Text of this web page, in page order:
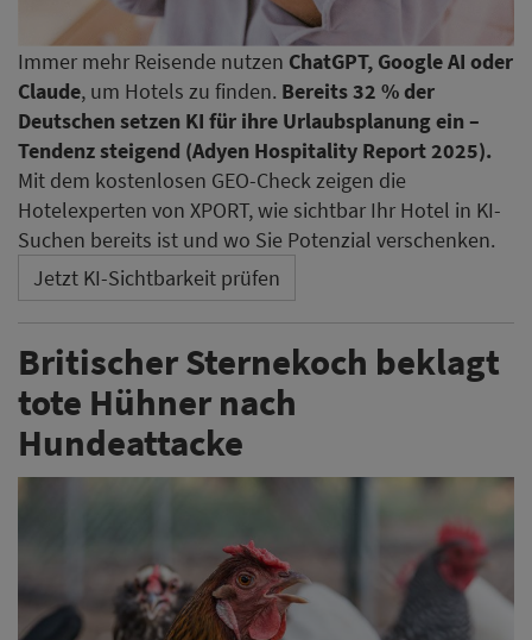
Immer mehr Reisende nutzen ChatGPT, Google AI oder
Claude, um Hotels zu finden. Bereits 32 % der
Deutschen setzen KI für ihre Urlaubsplanung ein –
Tendenz steigend (Adyen Hospitality Report 2025).
Mit dem kostenlosen GEO-Check zeigen die
Hotelexperten von XPORT, wie sichtbar Ihr Hotel in KI-
Suchen bereits ist und wo Sie Potenzial verschenken.
Jetzt KI-Sichtbarkeit prüfen
Britischer Sternekoch beklagt
tote Hühner nach
Hundeattacke